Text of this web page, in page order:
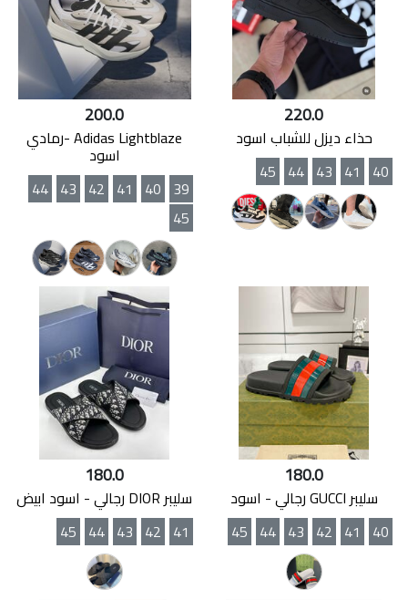
220.0
حذاء ديزل للشباب اسود
40
41
43
44
45
200.0
Adidas Lightblaze -رمادي
اسود
39
40
41
42
43
44
45
180.0
سليبر GUCCI رجالي - اسود
40
41
42
43
44
45
180.0
سليبر DIOR رجالي - اسود ابيض
41
42
43
44
45